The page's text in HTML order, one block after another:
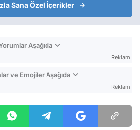
Sana Özel İçerikler
Aşağıda
Reklam
ve Emojiler Aşağıda
Reklam